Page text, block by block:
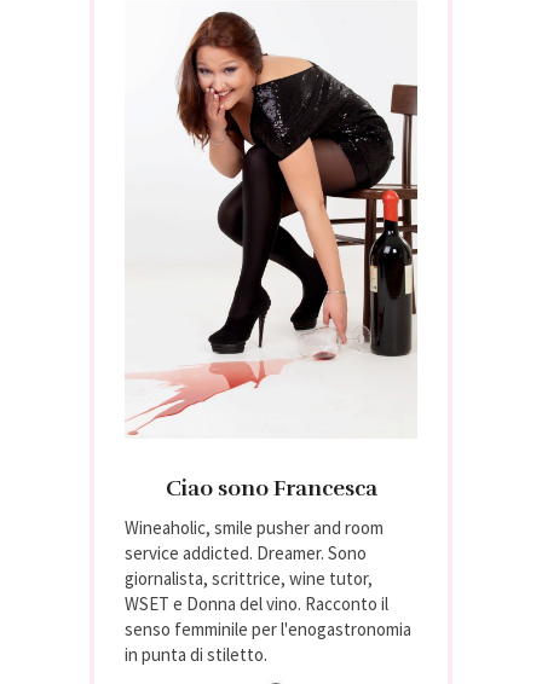
Ciao sono Francesca
Wineaholic, smile pusher and room
service addicted. Dreamer. Sono
giornalista, scrittrice, wine tutor,
WSET e Donna del vino. Racconto il
senso femminile per l'enogastronomia
in punta di stiletto.